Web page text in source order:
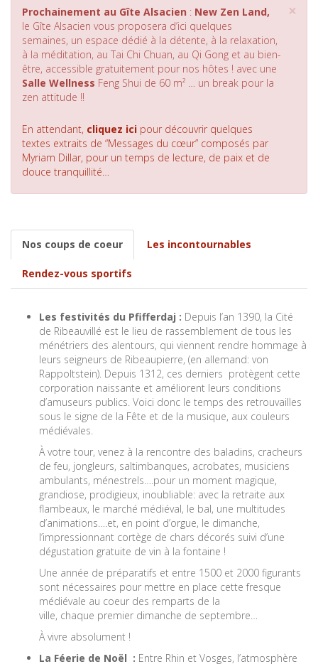
×
Prochainement au Gîte Alsacien : New Zen Land,
le Gîte Alsacien vous proposera d’ici quelques
semaines, un espace dédié à la détente, à la relaxation,
à la méditation, au Tai Chi Chuan, au Qi Gong et au bien-
être, accessible gratuitement pour nos hôtes ! avec une
Salle Wellness Feng Shui de 60 m² … un break pour la
zen attitude !!
En attendant, cliquez ici pour découvrir quelques
textes extraits de “Messages du cœur” composés par
Myriam Dillar, pour un temps de lecture, de paix et de
douce tranquillité…
Nos coups de coeur Les incontournables
Rendez-vous sportifs
Les festivités du Pfifferdaj : Depuis l’an 1390, la Cité
de Ribeauvillé est le lieu de rassemblement de tous les
ménétriers des alentours, qui viennent rendre hommage à
leurs seigneurs de Ribeaupierre, (en allemand: von
Rappoltstein). Depuis 1312, ces derniers protègent cette
corporation naissante et améliorent leurs conditions
d’amuseurs publics. Voici donc le temps des retrouvailles
sous le signe de la Fête et de la musique, aux couleurs
médiévales.
Àvotre tour, venez à la rencontre des baladins, cracheurs
de feu, jongleurs, saltimbanques, acrobates, musiciens
ambulants, ménestrels….pour un moment magique,
grandiose, prodigieux, inoubliable: avec la retraite aux
flambeaux, le marché médiéval, le bal, une multitudes
d’animations….et, en point d’orgue, le dimanche,
l’impressionnant cortège de chars décorés suivi d’une
dégustation gratuite de vin à la fontaine !
Une année de préparatifs et entre 1500 et 2000 figurants
sont nécessaires pour mettre en place cette fresque
médiévale au coeur des remparts de la
ville, chaque premier dimanche de septembre…
Àvivre absolument !
La Féerie de Noël : Entre Rhin et Vosges, l’atmosphère